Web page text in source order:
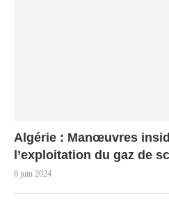
Algérie : Manœuvres
l’exploitation du gaz de
6 juin 2024